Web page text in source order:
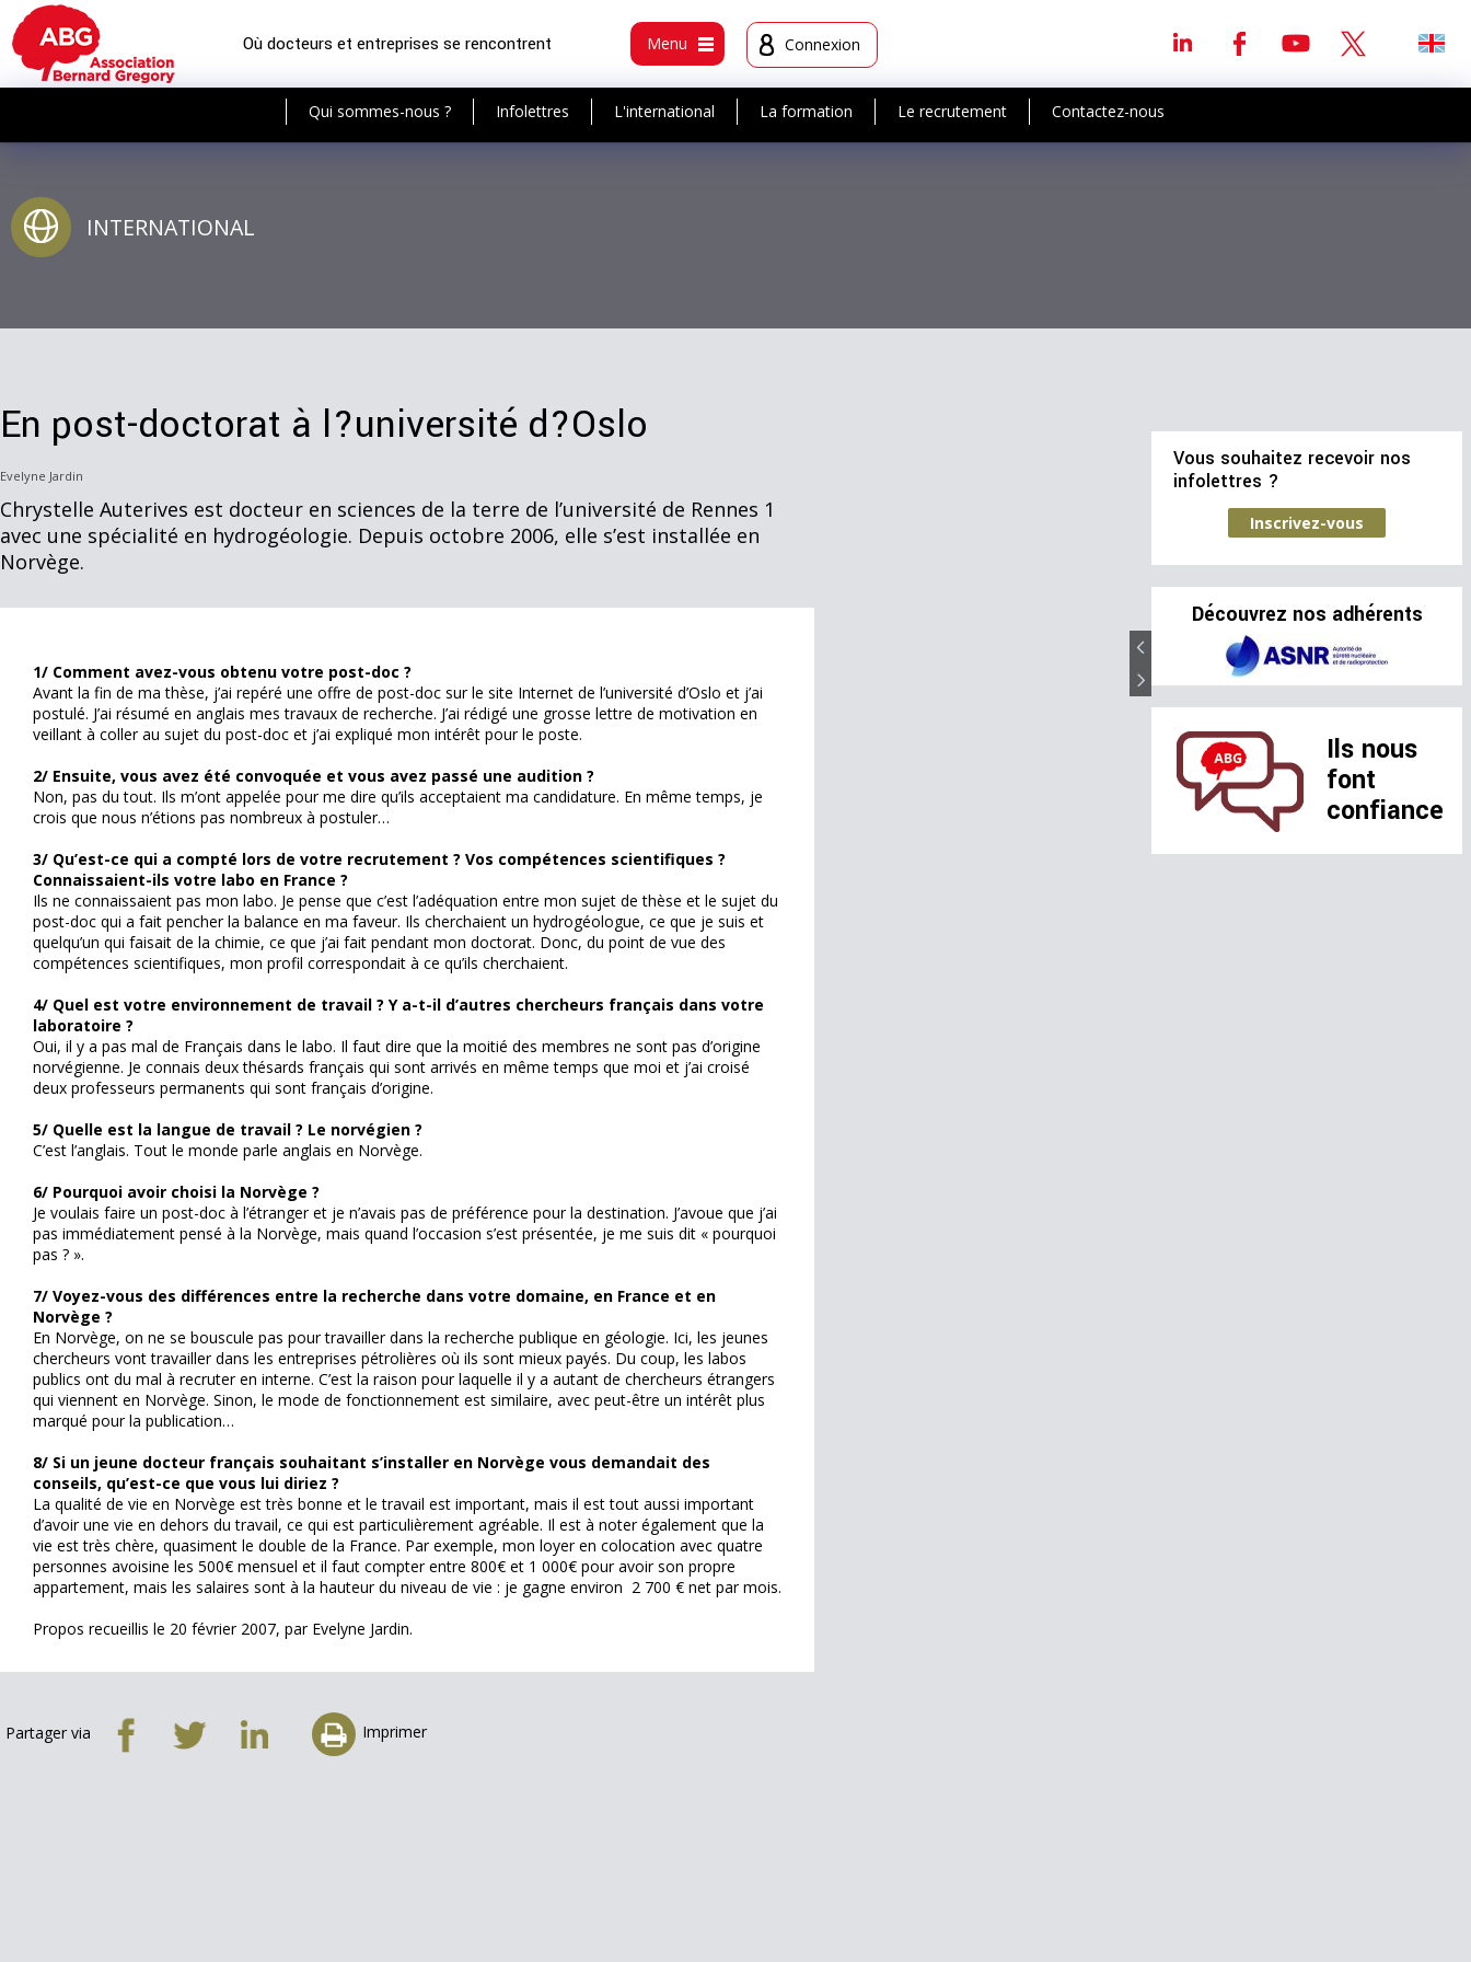
Où docteurs et entreprises se rencontrent Menu Connexion
Qui sommes-nous ? Infolettres L'international La formation Le recrutement Contactez-nous
INTERNATIONAL
En post-doctorat à l?université d?Oslo
Evelyne Jardin
Chrystelle Auterives est docteur en sciences de la terre de l’université de Rennes 1
avec une spécialité en hydrogéologie. Depuis octobre 2006, elle s’est installée en
Norvège.
1/ Comment avez-vous obtenu votre post-doc ?
Avant la fin de ma thèse, j’ai repéré une offre de post-doc sur le site Internet de l’université d’Oslo et j’ai
postulé. J’ai résumé en anglais mes travaux de recherche. J’ai rédigé une grosse lettre de motivation en
veillant à coller au sujet du post-doc et j’ai expliqué mon intérêt pour le poste.
2/ Ensuite, vous avez été convoquée et vous avez passé une audition ?
Non, pas du tout. Ils m’ont appelée pour me dire qu’ils acceptaient ma candidature. En même temps, je
crois que nous n’étions pas nombreux à postuler…
3/ Qu’est-ce qui a compté lors de votre recrutement ? Vos compétences scientifiques ?
Connaissaient-ils votre labo en France ?
Ils ne connaissaient pas mon labo. Je pense que c’est l’adéquation entre mon sujet de thèse et le sujet du
post-doc qui a fait pencher la balance en ma faveur. Ils cherchaient un hydrogéologue, ce que je suis et
quelqu’un qui faisait de la chimie, ce que j’ai fait pendant mon doctorat. Donc, du point de vue des
compétences scientifiques, mon profil correspondait à ce qu’ils cherchaient.
4/ Quel est votre environnement de travail ? Y a-t-il d’autres chercheurs français dans votre
laboratoire ?
Oui, il y a pas mal de Français dans le labo. Il faut dire que la moitié des membres ne sont pas d’origine
norvégienne. Je connais deux thésards français qui sont arrivés en même temps que moi et j’ai croisé
deux professeurs permanents qui sont français d’origine.
5/ Quelle est la langue de travail ? Le norvégien ?
C’est l’anglais. Tout le monde parle anglais en Norvège.
6/ Pourquoi avoir choisi la Norvège ?
Je voulais faire un post-doc à l’étranger et je n’avais pas de préférence pour la destination. J’avoue que j’ai
pas immédiatement pensé à la Norvège, mais quand l’occasion s’est présentée, je me suis dit « pourquoi
pas ? ».
7/ Voyez-vous des différences entre la recherche dans votre domaine, en France et en
Norvège ?
En Norvège, on ne se bouscule pas pour travailler dans la recherche publique en géologie. Ici, les jeunes
chercheurs vont travailler dans les entreprises pétrolières où ils sont mieux payés. Du coup, les labos
publics ont du mal à recruter en interne. C’est la raison pour laquelle il y a autant de chercheurs étrangers
qui viennent en Norvège. Sinon, le mode de fonctionnement est similaire, avec peut-être un intérêt plus
marqué pour la publication…
8/ Si un jeune docteur français souhaitant s’installer en Norvège vous demandait des
conseils, qu’est-ce que vous lui diriez ?
La qualité de vie en Norvège est très bonne et le travail est important, mais il est tout aussi important
d’avoir une vie en dehors du travail, ce qui est particulièrement agréable. Il est à noter également que la
vie est très chère, quasiment le double de la France. Par exemple, mon loyer en colocation avec quatre
personnes avoisine les 500€ mensuel et il faut compter entre 800€ et 1 000€ pour avoir son propre
appartement, mais les salaires sont à la hauteur du niveau de vie : je gagne environ 2 700 € net par mois.
Propos recueillis le 20 février 2007, par Evelyne Jardin.
Partager via Imprimer
Vous souhaitez recevoir nos
infolettres ?
Inscrivez-vous
Découvrez nos adhérents
Ils nous
font
confiance